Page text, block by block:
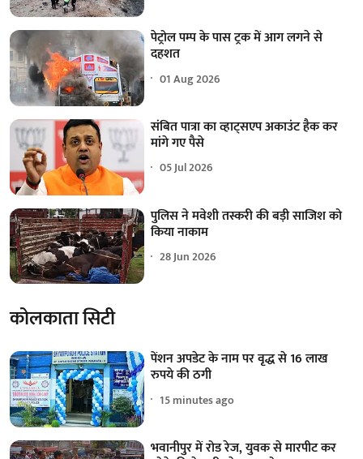
पेट्रोल पम्प के पास ट्रक में आग लगने से
दहशत
01 Aug 2026
संबित पात्रा का व्हाट्सएप अकाउंट हैक कर
मांगे गए पैसे
05 Jul 2026
पुलिस ने मवेशी तस्करी की बड़ी साजिश को
किया नाकाम
28 Jun 2026
कोलकाता सिटी
पेंशन अपडेट के नाम पर वृद्ध से 16 लाख
रुपये की ठगी
15 minutes ago
भवानीपुर में रोड रेज, युवक से मारपीट कर